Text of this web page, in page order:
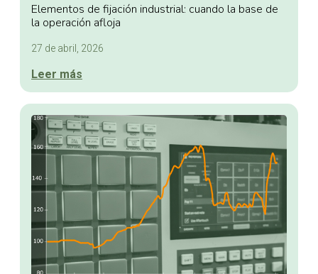
Elementos de fijación industrial: cuando la base de
la operación afloja
27 de abril, 2026
Leer más